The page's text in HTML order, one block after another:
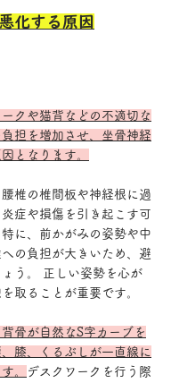
化する原因
クや猫背などの不適切な
担を増加させ、坐骨神経
となります。
椎の椎間板や神経根に過
症や損傷を引き起こす可
に、前かがみの姿勢や中
の負担が大きいため、避
う。 正しい姿勢を心が
取ることが重要です。
骨が自然なS字カーブを
膝、くるぶしが一直線に
。
デスクワークを行う際